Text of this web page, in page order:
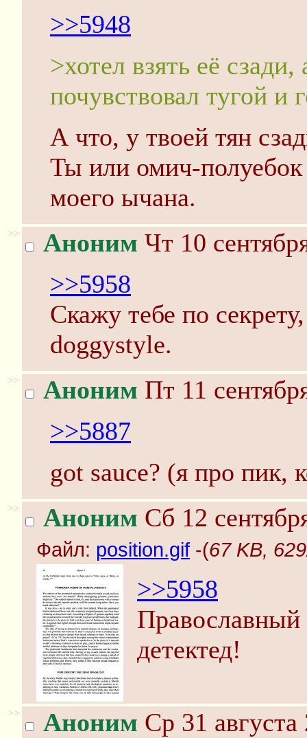
>>5948
>хотел взять её
почувствовал тугой и
А что, у твоей тян
Ты или омич-
моего ычана.
>> Аноним Чт 10
>>5958
Скажу тебе по
doggystyle.
>> Аноним Пт 11
>>5887
got sauce? (я про пик,
>> Аноним Сб 12
Файл: position.gif -(67 KB,
>>5958
Православный
детектед!
>> Аноним Ср 31